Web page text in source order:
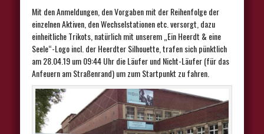
Mit den Anmeldungen, den Vorgaben mit der Reihenfolge der
einzelnen Aktiven, den Wechselstationen etc. versorgt, dazu
einheitliche Trikots, natürlich mit unserem „Ein Heerdt & eine
Seele“-Logo incl. der Heerdter Silhouette, trafen sich pünktlich
am 28.04.19 um 09:44 Uhr die Läufer und Nicht-Läufer (für das
Anfeuern am Straßenrand) um zum Startpunkt zu fahren.